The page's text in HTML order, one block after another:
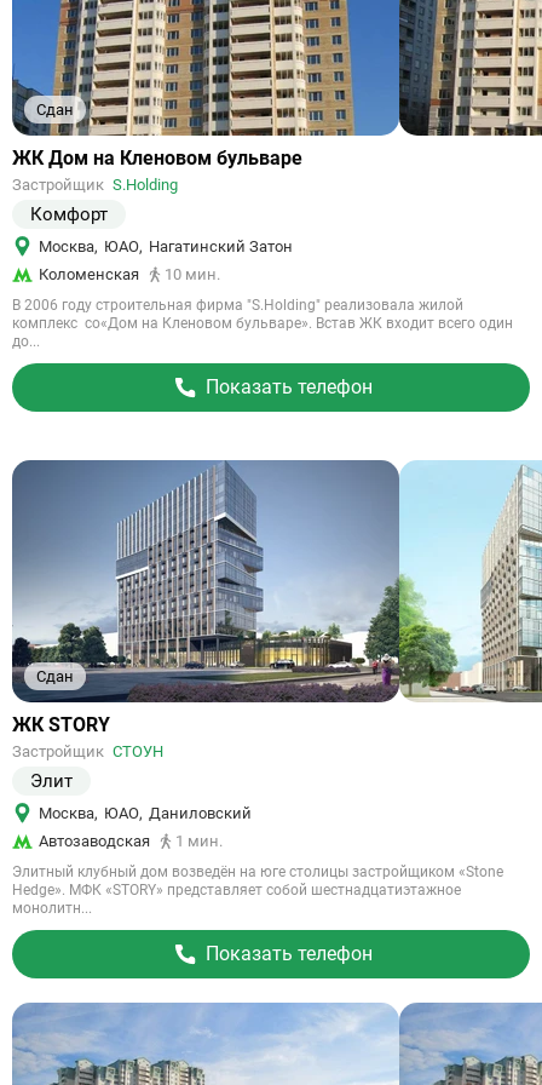
Сдан
Ссылка
объект
ЖК Дом на Кленовом бульваре
Застройщик S.Holding
Комфорт
Москва, ЮАО, Нагатинский Затон
Коломенская
10 мин.
В 2006 году строительная фирма "S.Holding" реализовала жилой
комплекс со«Дом на Кленовом бульваре». Встав ЖК входит всего один
до...
Показать телефон
Сдан
Ссылка
объект
ЖК STORY
Застройщик СТОУН
Элит
Москва, ЮАО, Даниловский
Автозаводская
1 мин.
Элитный клубный дом возведён на юге столицы застройщиком «Stone
Hedge». МФК «STORY» представляет собой шестнадцатиэтажное
монолитн...
Показать телефон